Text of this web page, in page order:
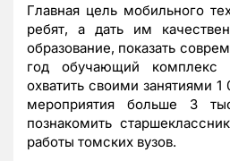
Главная цель мобильного
ребят, а дать им
образование, показать
год обучающий комплекс
охватить своими занятиями 1
мероприятия больше 3
познакомить
работы томских вузов.